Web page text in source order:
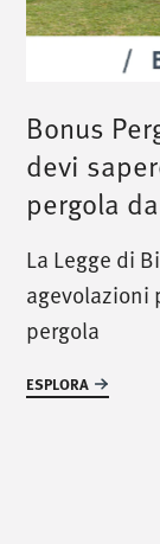
Bonus
devi
pergola
La Legge di
agevolazioni
pergola
ESPLORA